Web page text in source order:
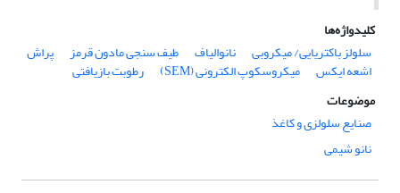
کلیدواژه‌ها
سلولز باکتریایی/ میکروبی
نانوالیاف طیف سنجی مادون قرمز پراش
اشعه ایکس میکروسکوپ الکترونی (SEM)
رطوبت بازیافتی
موضوعات
صنایع سلولزی و کاغذ
نانو شیمی